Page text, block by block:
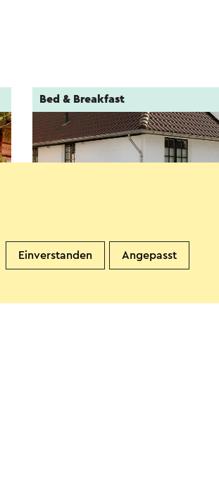
Bed & Breakfast
Puth
Einverstanden Angepasst